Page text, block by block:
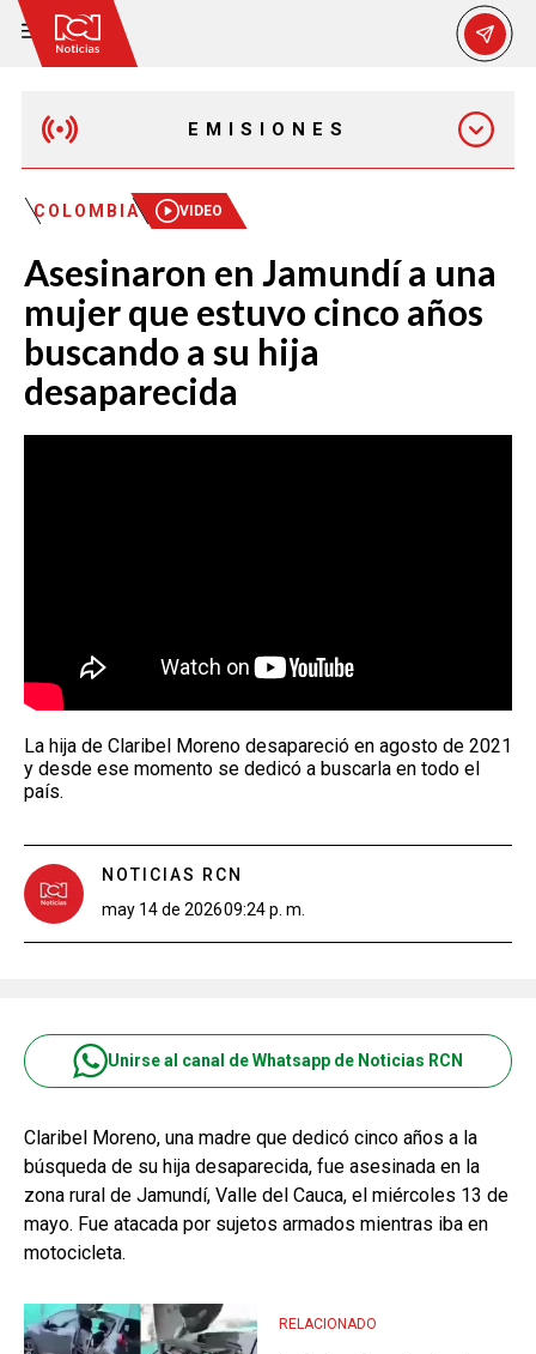
EMISIONES
EMISIÓN 12:30 PM
EMISIÓN 7:00 PM
COLOMBIA VIDEO
Asesinaron en Jamundí a una
mujer que estuvo cinco años
buscando a su hija
desaparecida
La hija de Claribel Moreno desapareció en agosto de 2021
y desde ese momento se dedicó a buscarla en todo el
país.
NOTICIAS RCN
may 14 de 202609:24 p. m.
Unirse al canal de Whatsapp de Noticias RCN
Claribel Moreno, una madre que dedicó cinco años a la
búsqueda de su hija desaparecida, fue asesinada en la
zona rural de Jamundí, Valle del Cauca, el miércoles 13 de
mayo. Fue atacada por sujetos armados mientras iba en
motocicleta.
RELACIONADO